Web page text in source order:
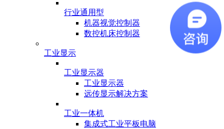
行业通用型
机器视觉控制器
数控机床控制器
工业显示
工业显示器
工业显示器
远传显示解决方案
工业一体机
集成式工业平板电脑